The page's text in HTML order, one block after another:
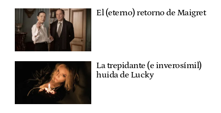
El (eterno) retorno de Maigret
La trepidante (e inverosímil)
huida de Lucky